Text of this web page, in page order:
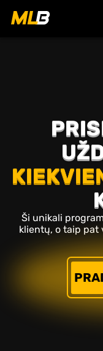
Ši unikali
klientų, o taip pat